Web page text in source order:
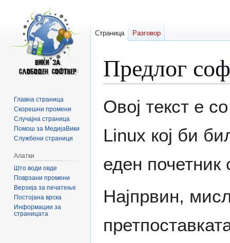
Предлог
на
на
Овој текст е
Linux кој би
еден почетник
Најпрвин,
Страница Разговор
Главна страница
Скорешни промени
Случајна страница
Помош за МедијаВики
Службени страници
Алатки
Што води овде
Поврзани промени
Верзија за печатење
Постојана врска
Информации за
страницата